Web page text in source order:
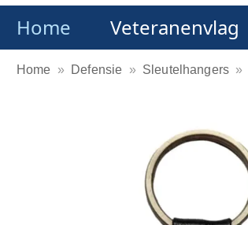
Home Veteranenvlag
Home » Defensie » Sleutelhangers »